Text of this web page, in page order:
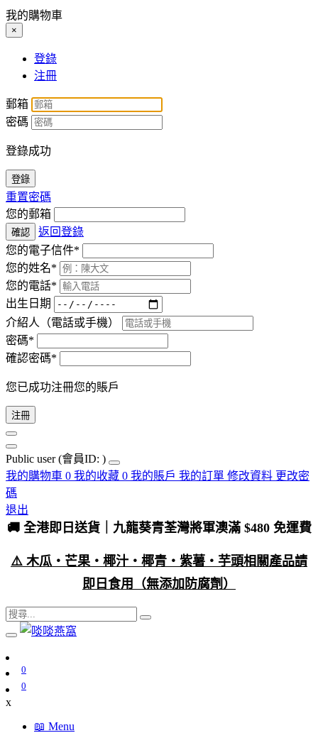
我的購物車
×
登錄
注冊
郵箱
密碼
登錄成功
登錄
重置密碼
您的郵箱
確認
返回登錄
您的電子信件*
您的姓名*
您的電話*
出生日期
介紹人（電話或手機）
密碼*
確認密碼*
您已成功注冊您的賬戶
注冊
Public user (會員ID: )
我的購物車 0 我的收藏 0 我的賬戶 我的訂單 修改資料 更改密
碼
退出
🚚 全港即日送貨｜九龍葵青荃灣將軍澳滿 $480 免運費
⚠️ 木瓜・芒果・椰汁・椰青・紫薯・芋頭相關產品請
即日食用（無添加防腐劑）
0
0
x
📖 Menu